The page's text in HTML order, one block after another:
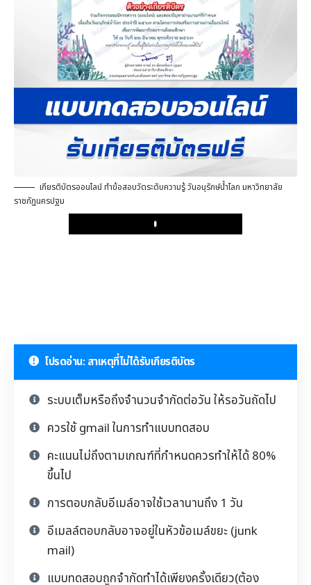
เกียรติบัตรออนไลน์ ทำข้อสอบวัดระดับความรู้ วันอนุรักษ์น้ำโลก มหาวิทยาลัย
ราชภัฏนครปฐม
Play
โปรดอ่าน: สาเหตุที่ไม่ได้รับเกียรติบัตร
ระบบเต็มหรือถึงจำนวนจำกัดต่อวัน ให้รอวันถัดไป
ควรใช้ gmail ในการทำแบบทดสอบ
คะแนนไม่ถึงตามเกณฑ์ที่กำหนดควรทำให้ได้ 80%
ขึ้นไป
การตอบกลับอีเมล์อาจใช้เวลานานถึง 1 วัน
อีเมลล์ตอบกลับอาจอยู่ในหัวข้อเมล์ขยะ (junk
mail)
แบบทดสอบถูกจำกัดทำได้เพียงครั้งเดียว(ต้อง